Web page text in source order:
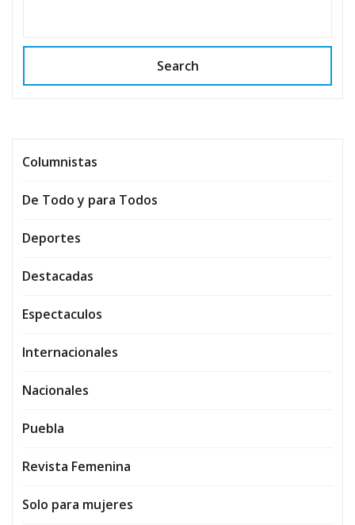
Search
Columnistas
De Todo y para Todos
Deportes
Destacadas
Espectaculos
Internacionales
Nacionales
Puebla
Revista Femenina
Solo para mujeres